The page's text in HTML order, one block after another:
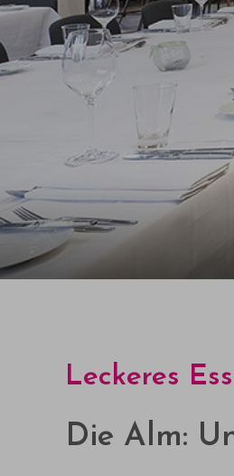
Leckeres
Die Alm: